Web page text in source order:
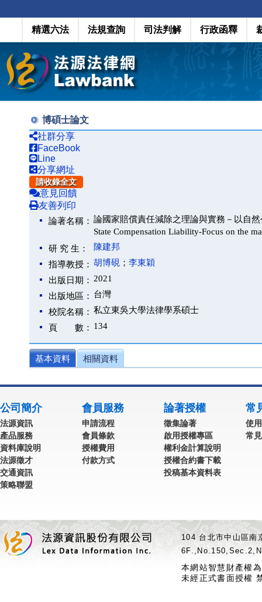
精選六法 法規查詢 司法判解 行政函釋
博碩士論文
社群分享
FaceBook
Line
分享網址
請收錄全文
意見回饋
友善列印
論著名稱： 論國家賠償責任減除之理論與實務－以自然
State Compensation Liability-Focus on the
研 究 生：
陳建邦
指導教授： 胡博硯 ； 李東穎
出版日期： 2021
出版地區： 台灣
校院名稱： 私立東吳大學法律學系碩士
頁 數： 134
基本資料 相關資料
公司簡介
法源資訊
產品服務
資料庫說明
法源徵才
交通資訊
策略聯盟
會員服務
申請流程
會員條款
授權費用
付款方式
論著授權
徵集論著
啟用授權專區
權利金計算說明
授權合約書下載
投稿基本資料表
常
使
常
104 台北市中山區
本網站智慧財產權
未經正式書面授權